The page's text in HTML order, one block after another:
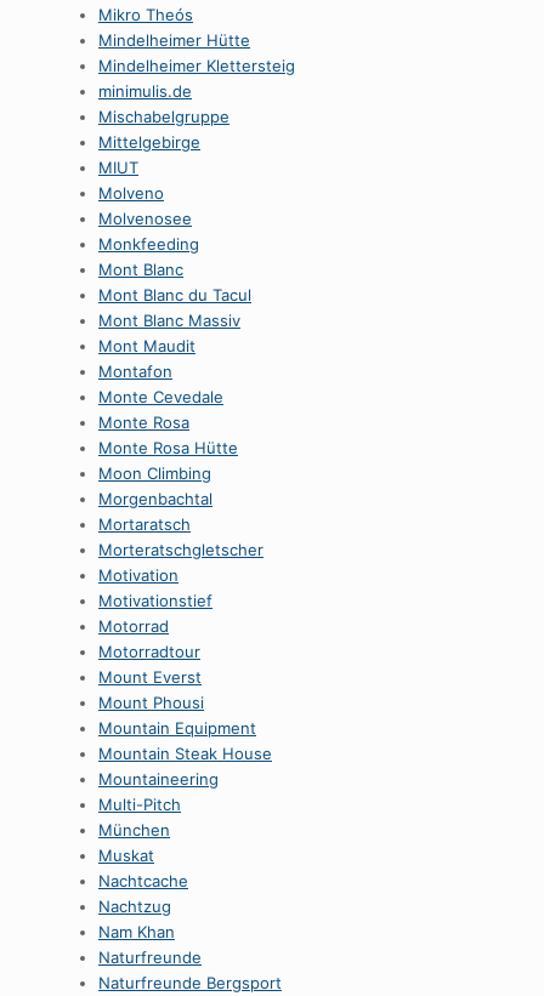
Mikro Theós
Mindelheimer Hütte
Mindelheimer Klettersteig
minimulis.de
Mischabelgruppe
Mittelgebirge
MIUT
Molveno
Molvenosee
Monkfeeding
Mont Blanc
Mont Blanc du Tacul
Mont Blanc Massiv
Mont Maudit
Montafon
Monte Cevedale
Monte Rosa
Monte Rosa Hütte
Moon Climbing
Morgenbachtal
Mortaratsch
Morteratschgletscher
Motivation
Motivationstief
Motorrad
Motorradtour
Mount Everst
Mount Phousi
Mountain Equipment
Mountain Steak House
Mountaineering
Multi-Pitch
München
Muskat
Nachtcache
Nachtzug
Nam Khan
Naturfreunde
Naturfreunde Bergsport